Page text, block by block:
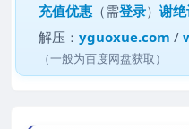
充值优惠 （需登录）谢
解压：yguoxue.com /
（一般为百度网盘获取）